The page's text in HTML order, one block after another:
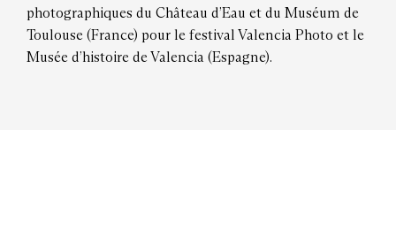
photographiques du Château d’Eau et du Muséum de
Toulouse (France) pour le festival Valencia Photo et le
Musée d’histoire de Valencia (Espagne).